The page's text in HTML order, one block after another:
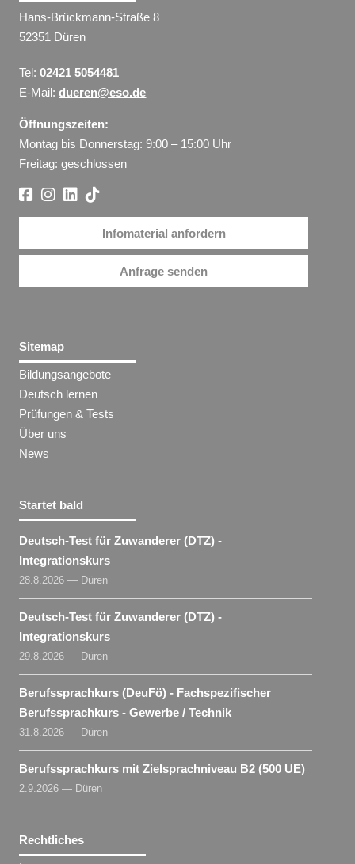
Hans-Brückmann-Straße 8
52351 Düren
Tel:02421 5054481
E-Mail:dueren@eso.de
Öffnungszeiten:
Montag bis Donnerstag: 9:00 – 15:00 Uhr
Freitag: geschlossen
Infomaterial anfordern
Anfrage senden
Sitemap
Bildungsangebote
Deutsch lernen
Prüfungen & Tests
Über uns
News
Startet bald
Deutsch-Test für Zuwanderer (DTZ) -
Integrationskurs
28.8.2026 — Düren
Deutsch-Test für Zuwanderer (DTZ) -
Integrationskurs
29.8.2026 — Düren
Berufssprachkurs (DeuFö) - Fachspezifischer
Berufssprachkurs - Gewerbe / Technik
31.8.2026 — Düren
Berufssprachkurs mit Zielsprachniveau B2 (500 UE)
2.9.2026 — Düren
Rechtliches